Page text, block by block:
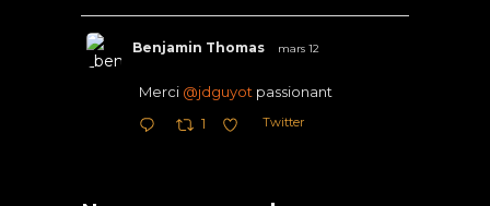
Benjamin Thomas mars 12
Merci @jdguyot passionant
1 Twitter